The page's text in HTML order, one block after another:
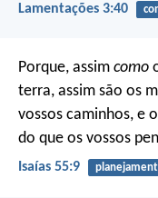
Lamentações 3:40
Porque, assim como
terra, assim são os
vossos caminhos, e
do que os vossos
Isaías 55:9